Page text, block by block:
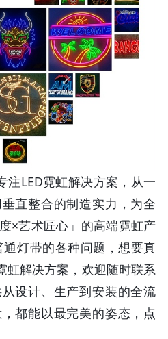
注LED霓虹解决方案，从一
直整合的制造实力，为全
×艺术匠心」的高端霓虹产
灯带的各种问题，想要真
虹解决方案，欢迎随时联系
设计、生产到安装的全流
都能以最完美的姿态，点